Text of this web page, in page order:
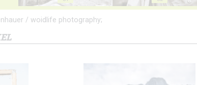
/ woidlife photography;